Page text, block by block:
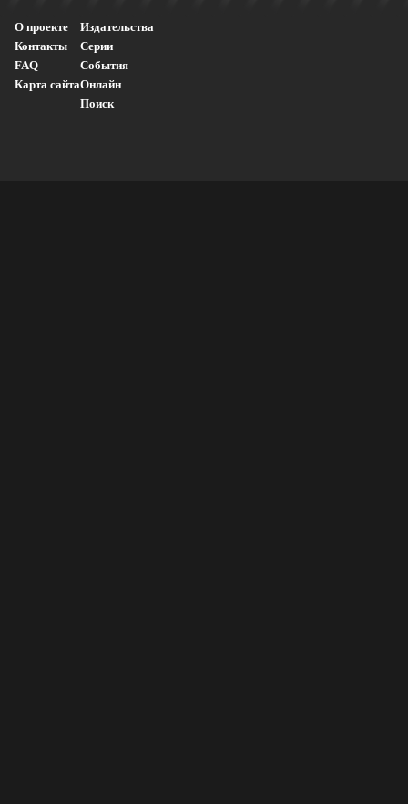
О проекте
Контакты
FAQ
Карта сайта
Издательства
Серии
События
Онлайн
Поиск